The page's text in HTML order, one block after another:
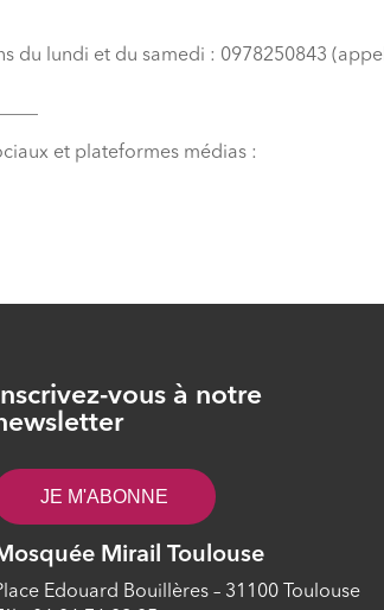
du lundi et du samedi : 0978250843 (appel
et plateformes médias :
vous à notre
JE M'ABONNE
Mirail Toulouse
Edouard Bouillères – 31100 Toulouse